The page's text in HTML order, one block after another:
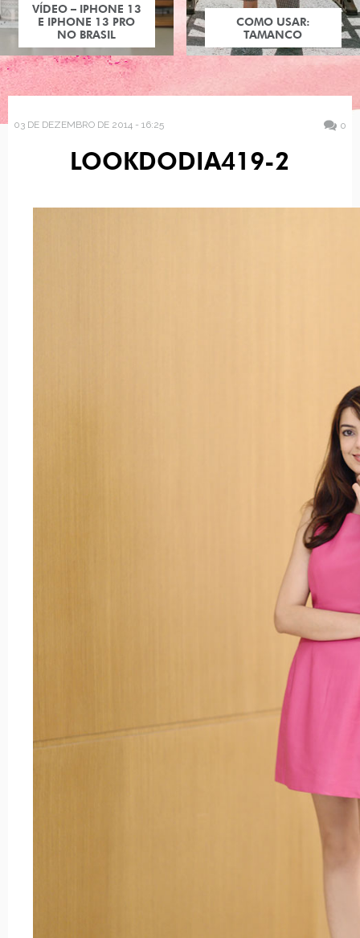
VÍDEO – IPHONE 13
E IPHONE 13 PRO
NO BRASIL
COMO USAR:
TAMANCO
03 DE DEZEMBRO DE 2014 - 16:25 0
LOOKDODIA419-2